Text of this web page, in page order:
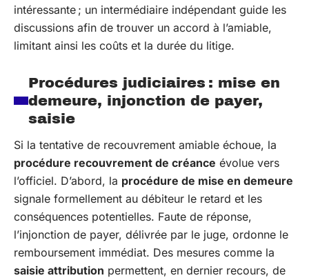
intéressante ; un intermédiaire indépendant guide les
discussions afin de trouver un accord à l’amiable,
limitant ainsi les coûts et la durée du litige.
Procédures judiciaires : mise en
demeure, injonction de payer,
saisie
Si la tentative de recouvrement amiable échoue, la
procédure recouvrement de créance évolue vers
l’officiel. D’abord, la procédure de mise en demeure
signale formellement au débiteur le retard et les
conséquences potentielles. Faute de réponse,
l’injonction de payer, délivrée par le juge, ordonne le
remboursement immédiat. Des mesures comme la
saisie attribution permettent, en dernier recours, de